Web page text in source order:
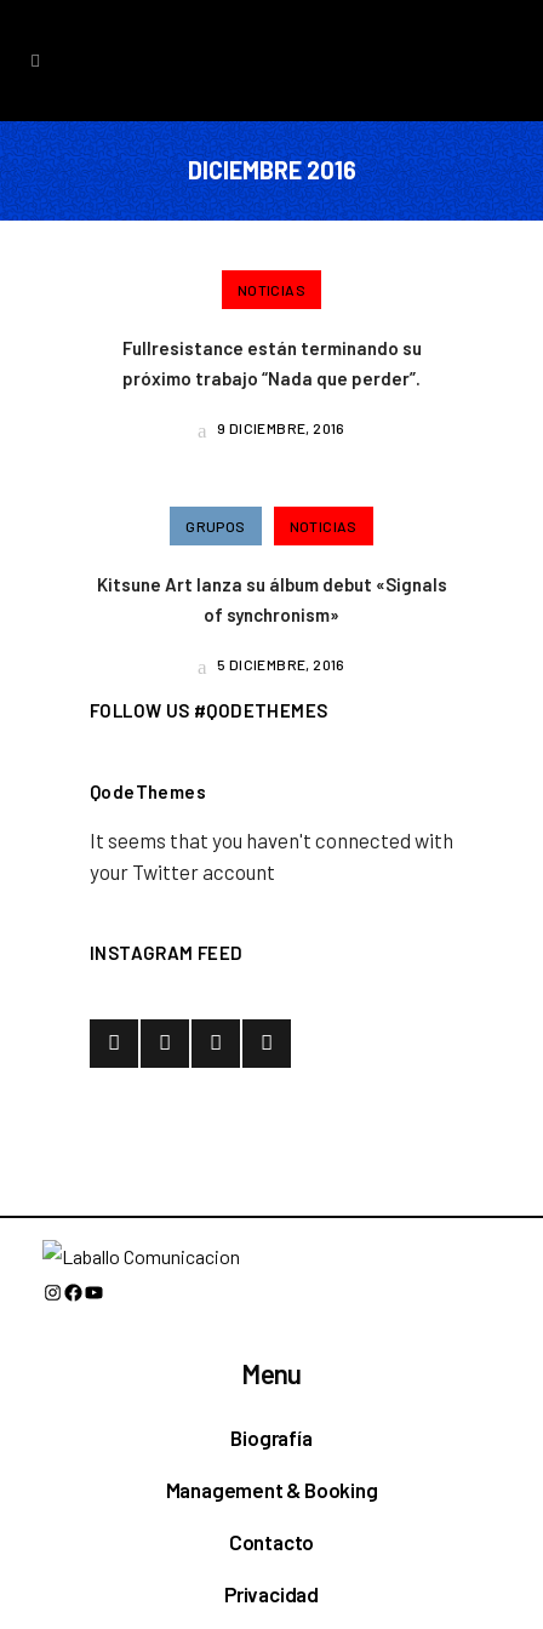
DICIEMBRE 2016
NOTICIAS
Fullresistance están terminando su
próximo trabajo “Nada que perder”.
9 DICIEMBRE, 2016
GRUPOS NOTICIAS
Kitsune Art lanza su álbum debut «Signals
of synchronism»
5 DICIEMBRE, 2016
FOLLOW US #QODETHEMES
QodeThemes
It seems that you haven't connected with
your Twitter account
INSTAGRAM FEED
Instagram
Facebook
YouTube
Menu
Biografía
Management & Booking
Contacto
Privacidad